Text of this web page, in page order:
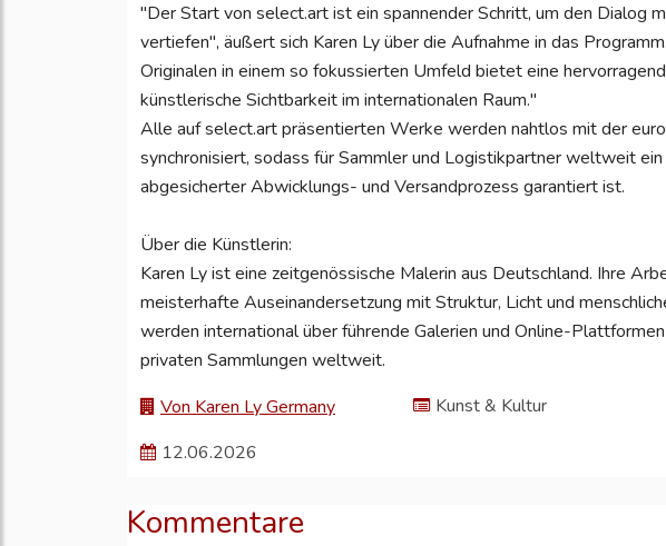
​"Der Start von select.art ist ein spannender Schritt, um den Dialog
vertiefen", äußert sich Karen Ly über die Aufnahme in das
Originalen in einem so fokussierten Umfeld bietet eine
künstlerische Sichtbarkeit im internationalen Raum."
​Alle auf select.art präsentierten Werke werden nahtlos mit der
synchronisiert, sodass für Sammler und Logistikpartner weltweit
abgesicherter Abwicklungs- und Versandprozess garantiert ist.
​Über die Künstlerin:
Karen Ly ist eine zeitgenössische Malerin aus Deutschland. Ihre
meisterhafte Auseinandersetzung mit Struktur, Licht und
werden international über führende Galerien und Online-
privaten Sammlungen weltweit.
Von Karen Ly Germany
Kunst & Kultur
12.06.2026
Kommentare